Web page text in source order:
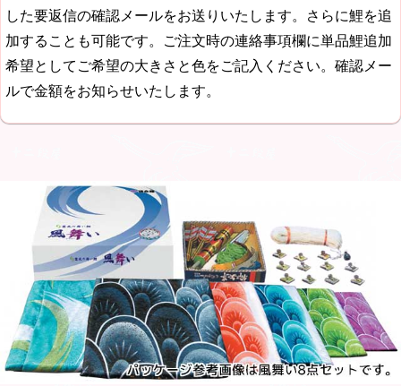
した要返信の確認メールをお送りいたします。さらに鯉を追
加することも可能です。ご注文時の連絡事項欄に単品鯉追加
希望としてご希望の大きさと色をご記入ください。確認メー
ルで金額をお知らせいたします。